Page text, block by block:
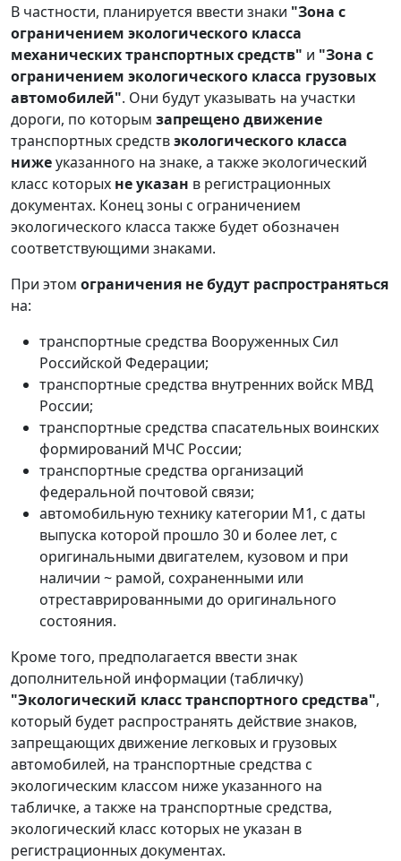
В частности, планируется ввести знаки "Зона с
ограничением экологического класса
механических транспортных средств" и "Зона с
ограничением экологического класса грузовых
автомобилей". Они будут указывать на участки
дороги, по которым запрещено движение
транспортных средствэкологического класса
нижеуказанного на знаке, а также экологический
класс которых не указан в регистрационных
документах. Конец зоны с ограничением
экологического класса также будет обозначен
соответствующими знаками.
При этом ограничения не будут распространяться
на:
транспортные средства Вооруженных Сил
Российской Федерации;
транспортные средства внутренних войск МВД
России;
транспортные средства спасательных воинских
формирований МЧС России;
транспортные средства организаций
федеральной почтовой связи;
автомобильную технику категории М1, с даты
выпуска которой прошло 30 и более лет, с
оригинальными двигателем, кузовом и при
наличии ~ рамой, сохраненными или
отреставрированными до оригинального
состояния.
Кроме того, предполагается ввести знак
дополнительной информации (табличку)
"Экологический класс транспортного средства",
который будет распространять действие знаков,
запрещающих движение легковых и грузовых
автомобилей, на транспортные средства с
экологическим классом ниже указанного на
табличке, а также на транспортные средства,
экологический класс которых не указан в
регистрационных документах.